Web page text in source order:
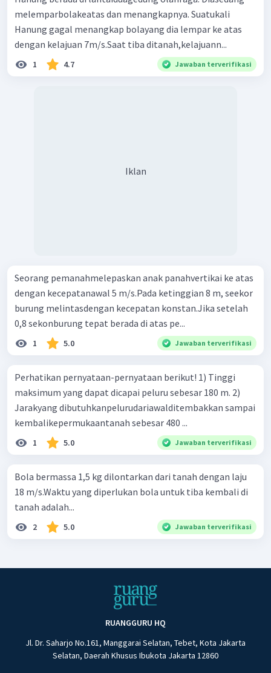
melemparbolakeatas dan menangkap­nya. Suatukali
Hanung gagal menangkap bolayang dia lempar ke atas
dengan kelajuan 7m/s.Saat tiba ditanah,kelajuann...
1 4.7 Jawaban terverifikasi
Iklan
Seorang pemanahmelepaskan anak panahvertikai ke atas
dengan kecepatanawal 5 m/s.Pada ketinggian 8 m, seekor
burung melintasdengan kecepatan konstan.Jika setelah
0,8 sekonburung tepat berada di atas pe...
1 5.0 Jawaban terverifikasi
Perhatikan pernyataan-pernyataan berikut! 1) Tinggi
maksimum yang dapat dicapai peluru sebesar 180 m. 2)
Jarakyang dibutuhkanpelurudariawalditembakkan sampai
kembalikepermukaantanah sebesar 480 ...
1 5.0 Jawaban terverifikasi
Bola bermassa 1,5 kg dilontarkan dari tanah dengan laju
18 m/s.Waktu yang diperlukan bola untuk tiba kembali di
tanah adalah...
2 5.0 Jawaban terverifikasi
RUANGGURU HQ
Jl. Dr. Saharjo No.161, Manggarai Selatan, Tebet, Kota Jakarta
Selatan, Daerah Khusus Ibukota Jakarta 12860